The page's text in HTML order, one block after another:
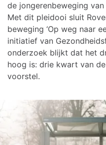
de jongerenbeweging
Met dit pleidooi sluit
beweging ‘Op weg naar
initiatief van
onderzoek blijkt dat het
hoog is: drie kwart van
voorstel.